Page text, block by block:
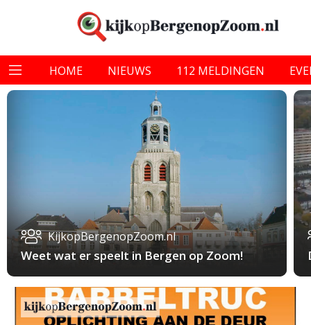
HOME NIEUWS 112 MELDINGEN
KijkopBergenopZoom.nl
Weet wat er speelt in Bergen op Zoom!